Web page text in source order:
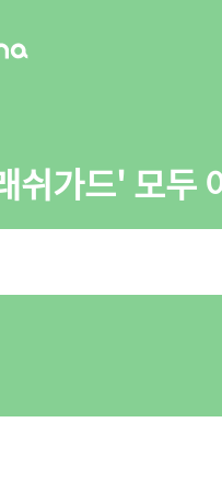
쉬가드' 모두